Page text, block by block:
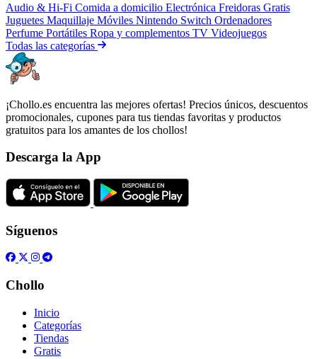
Audio & Hi-Fi Comida a domicilio Electrónica Freidoras Gratis
Juguetes Maquillaje Móviles Nintendo Switch Ordenadores
Perfume Portátiles Ropa y complementos TV Videojuegos
Todas las categorías
¡Chollo.es encuentra las mejores ofertas! Precios únicos, descuentos
promocionales, cupones para tus tiendas favoritas y productos
gratuitos para los amantes de los chollos!
Descarga la App
Síguenos
Chollo
Inicio
Categorías
Tiendas
Gratis